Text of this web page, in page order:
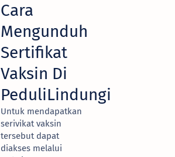
Cara
Mengunduh
Sertifikat
Vaksin Di
PeduliLindungi
Untuk mendapatkan
serivikat vaksin
tersebut dapat
diakses melalui